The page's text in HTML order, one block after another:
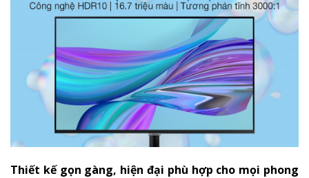
Thiết kế gọn gàng, hiện đại phù hợp cho mọi phong